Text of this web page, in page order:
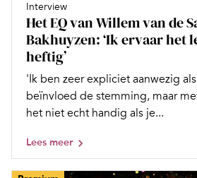
Interview
Het EQ van Willem van de
Bakhuyzen: ‘Ik ervaar het
heftig’
'Ik ben zeer expliciet aanwezig
beïnvloed de stemming, maar
het niet echt handig als je...
Lees meer